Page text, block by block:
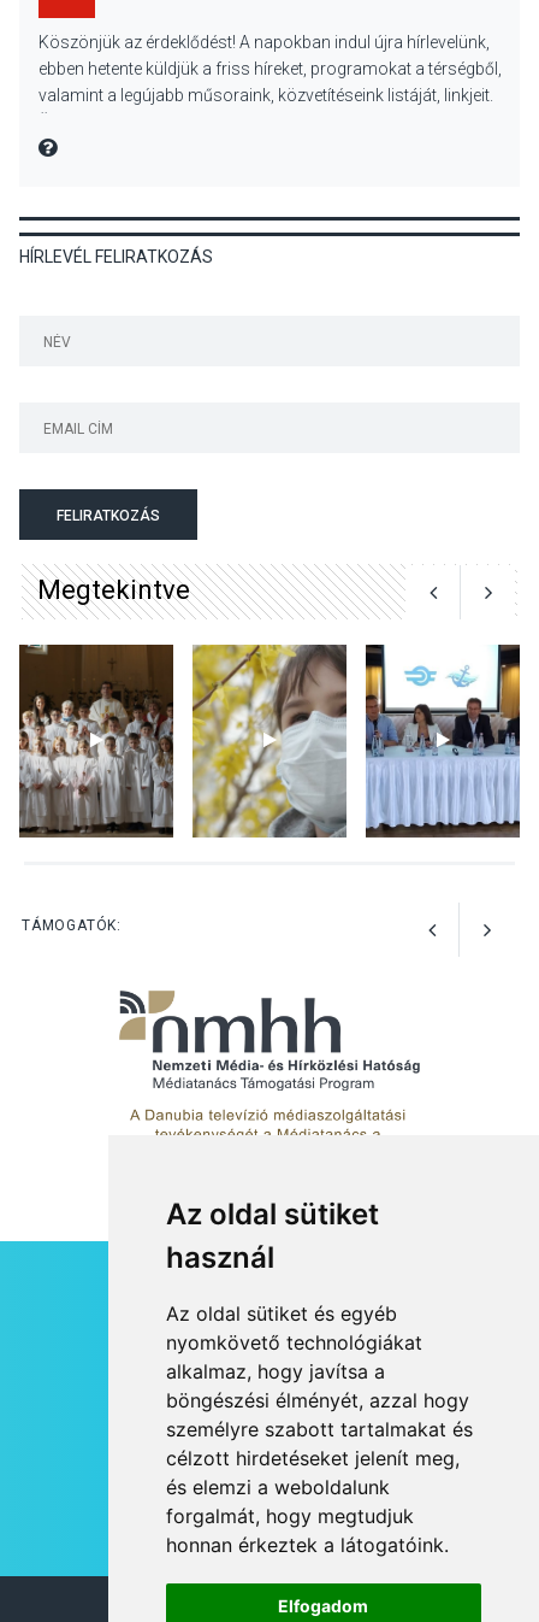
Az oldal sütiket
használ
Az oldal sütiket és egyéb
nyomkövető technológiákat
alkalmaz, hogy javítsa a
böngészési élményét, azzal hogy
személyre szabott tartalmakat és
célzott hirdetéseket jelenít meg,
és elemzi a weboldalunk
forgalmát, hogy megtudjuk
honnan érkeztek a látogatóink.
Elfogadom
Mi a pszichológia, és miért
van rá szükségünk? –
Beszélgetés a Kacsakő
KULTÚRA 2026 AUG 06
Különleges csillagles lesz
hagyomány – kiállítás
Surány Fesztivált
Mordái folk-rock koncert
lesz a pilismaróti Duna-
parton
KULTÚRA 2026 AUG 05
Köszönjük az érdeklődést! A napokban indul újra hírlevelünk,
ebben hetente küldjük a friss híreket, programokat a térségből,
valamint a legújabb műsoraink, közvetítéseink listáját, linkjeit.
MIRE MONDTA
HÍRLEVÉL FELIRATKOZÁS
FELIRATKOZÁS
Megtekintve
TÁMOGATÓK:
RSS
JOGI NYILATKOZAT
KAPCSOLAT
OLDALTÉRKÉP
IMPRESSZUM
HÍR BEKÜLDÉSE